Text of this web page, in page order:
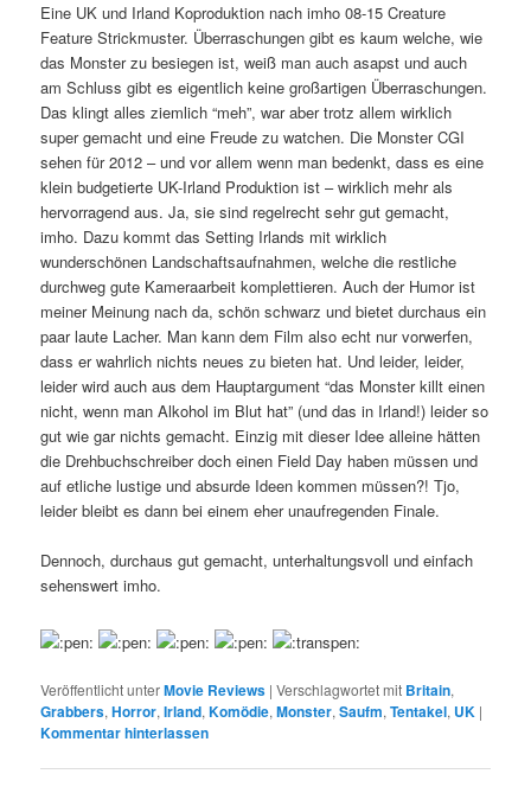
Eine UK und Irland Koproduktion nach imho 08-15 Creature
Feature Strickmuster. Überraschungen gibt es kaum welche, wie
das Monster zu besiegen ist, weiß man auch asapst und auch
am Schluss gibt es eigentlich keine großartigen Überraschungen.
Das klingt alles ziemlich “meh”, war aber trotz allem wirklich
super gemacht und eine Freude zu watchen. Die Monster CGI
sehen für 2012 – und vor allem wenn man bedenkt, dass es eine
klein budgetierte UK-Irland Produktion ist – wirklich mehr als
hervorragend aus. Ja, sie sind regelrecht sehr gut gemacht,
imho. Dazu kommt das Setting Irlands mit wirklich
wunderschönen Landschaftsaufnahmen, welche die restliche
durchweg gute Kameraarbeit komplettieren. Auch der Humor ist
meiner Meinung nach da, schön schwarz und bietet durchaus ein
paar laute Lacher. Man kann dem Film also echt nur vorwerfen,
dass er wahrlich nichts neues zu bieten hat. Und leider, leider,
leider wird auch aus dem Hauptargument “das Monster killt einen
nicht, wenn man Alkohol im Blut hat” (und das in Irland!) leider so
gut wie gar nichts gemacht. Einzig mit dieser Idee alleine hätten
die Drehbuchschreiber doch einen Field Day haben müssen und
auf etliche lustige und absurde Ideen kommen müssen?! Tjo,
leider bleibt es dann bei einem eher unaufregenden Finale.
Dennoch, durchaus gut gemacht, unterhaltungsvoll und einfach
sehenswert imho.
Veröffentlicht unterMovie Reviews |Verschlagwortet mit Britain,
Grabbers,Horror,Irland,Komödie,Monster,Saufm,Tentakel, UK |
Kommentar hinterlassen